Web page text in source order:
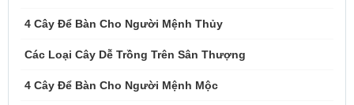
4 Cây Để Bàn Cho Người Mệnh Thủy
Các Loại Cây Dễ Trồng Trên Sân Thượng
4 Cây Để Bàn Cho Người Mệnh Mộc